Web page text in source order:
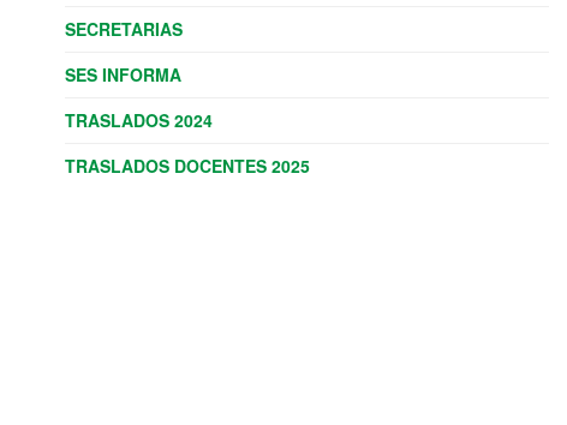
SECRETARIAS
SES INFORMA
TRASLADOS 2024
TRASLADOS DOCENTES 2025